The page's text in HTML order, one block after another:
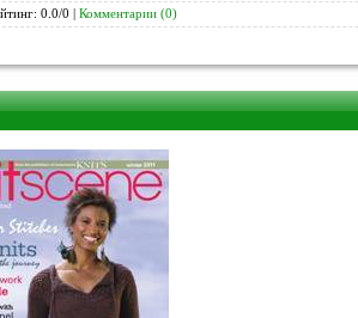
0.0/0 | Комментарии (0)